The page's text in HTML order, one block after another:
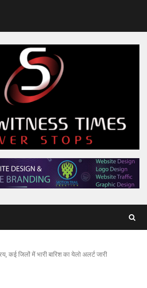
कई जिलों में भारी बारिश का येलो अलर्ट जारी